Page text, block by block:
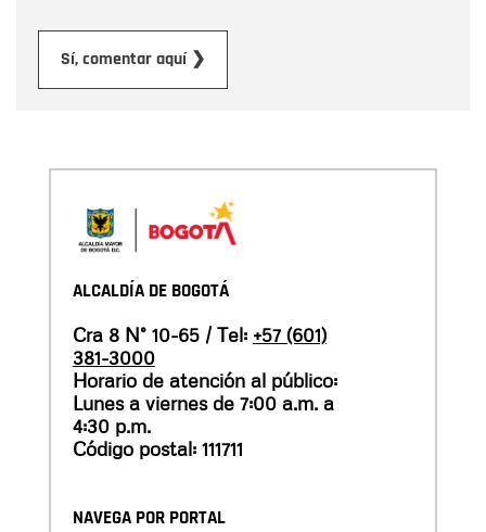
Sí, comentar aquí ❯
ALCALDÍA DE BOGOTÁ
Cra 8 N° 10-65 / Tel: +57 (601)
381-3000
Horario de atención al público:
Lunes a viernes de 7:00 a.m. a
4:30 p.m.
Código postal: 111711
NAVEGA POR PORTAL